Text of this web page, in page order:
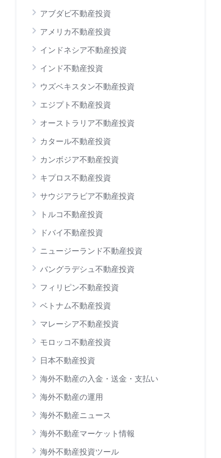
アブダビ不動産投資
アメリカ不動産投資
インドネシア不動産投資
インド不動産投資
ウズベキスタン不動産投資
エジプト不動産投資
オーストラリア不動産投資
カタール不動産投資
カンボジア不動産投資
キプロス不動産投資
サウジアラビア不動産投資
トルコ不動産投資
ドバイ不動産投資
ニュージーランド不動産投資
バングラデシュ不動産投資
フィリピン不動産投資
ベトナム不動産投資
マレーシア不動産投資
モロッコ不動産投資
日本不動産投資
海外不動産の入金・送金・支払い
海外不動産の運用
海外不動産ニュース
海外不動産マーケット情報
海外不動産投資ツール